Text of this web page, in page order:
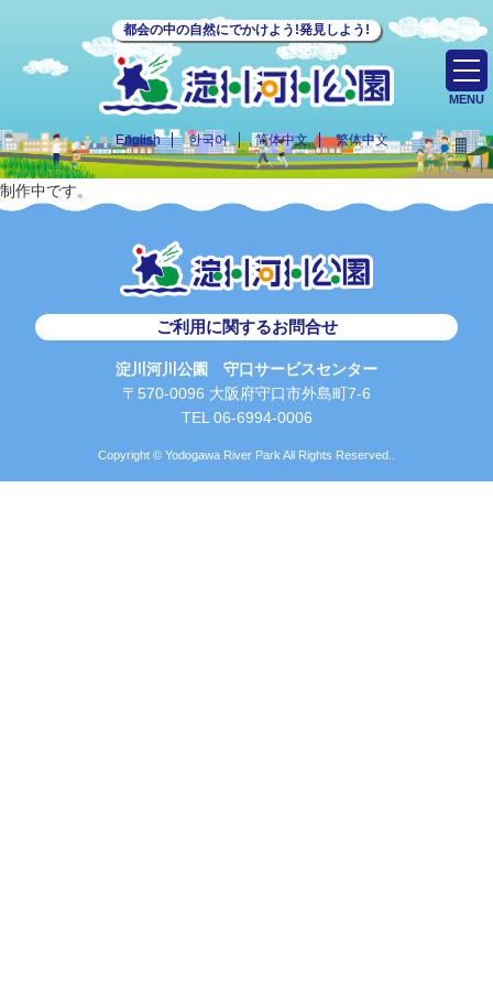
都会の中の自然にでかけよう!発見しよう!
English 한국어 简体中文 繁体中文
MENU
制作中です。
ご利用に関するお問合せ
淀川河川公園 守口サービスセンター
〒570-0096 大阪府守口市外島町7-6
TEL 06-6994-0006
Copyright © Yodogawa River Park All Rights Reserved..